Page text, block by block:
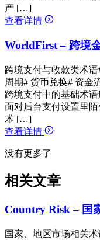
产 […]
查看详情
WorldFirst – 跨境
跨境支付与收款类术语
周期# 货币兑换# 资金
跨境支付中的基础术
面对后台支付设置里
术 […]
查看详情
没有更多了
相关文章
Country Risk – 国
国家、地区市场相关术